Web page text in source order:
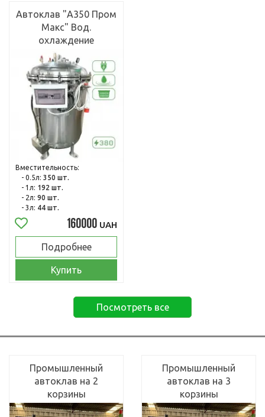
Автоклав "А350 Пром
Макс" Вод.
охлаждение
Вместительность:
- 0.5л: 350 шт.
- 1л: 192 шт.
- 2л: 90 шт.
- 3л: 44 шт.
160000 UAH
Подробнее
Купить
Посмотреть все
Промышленный
автоклав на 2
корзины
Промышленный
автоклав на 3
корзины